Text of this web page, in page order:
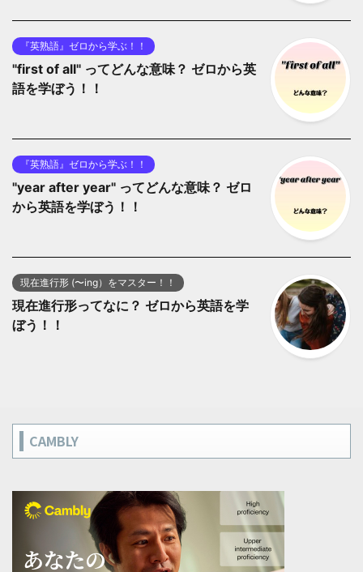
『英熟語』ゼロから学ぶ！！
"first of all" ってどんな意味？ ゼロから英
語を学ぼう！！
『英熟語』ゼロから学ぶ！！
"year after year" ってどんな意味？ ゼロ
から英語を学ぼう！！
現在進行形 (〜ing）をマスター！！
現在進行形ってなに？ ゼロから英語を学
ぼう！！
CAMBLY